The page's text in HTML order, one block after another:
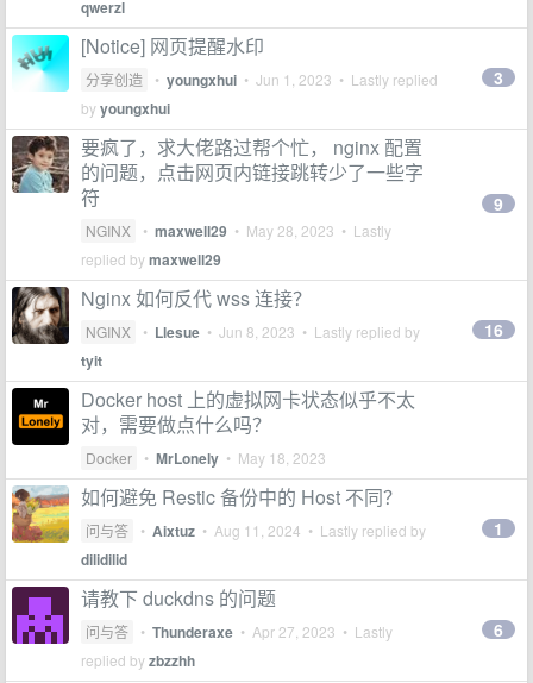
qwerzl
[Notice] 网页提醒水印
分享创造 • youngxhui • Jun 1, 2023 • Lastly replied
byyoungxhui
3
要疯了，求大佬路过帮个忙， nginx 配置
的问题，点击网页内链接跳转少了一些字
符
NGINX • maxwell29 • May 28, 2023 • Lastly
replied bymaxwell29
9
Nginx 如何反代 wss 连接？
NGINX • Llesue • Jun 8, 2023 • Lastly replied by
tyit
16
Docker host 上的虚拟网卡状态似乎不太
对，需要做点什么吗？
Docker • MrLonely • May 18, 2023
如何避免 Restic 备份中的 Host 不同？
问与答 • Aixtuz • Aug 11, 2024 • Lastly replied by
dilidilid
1
请教下 duckdns 的问题
问与答 • Thunderaxe • Apr 27, 2023 • Lastly
replied byzbzzhh
6